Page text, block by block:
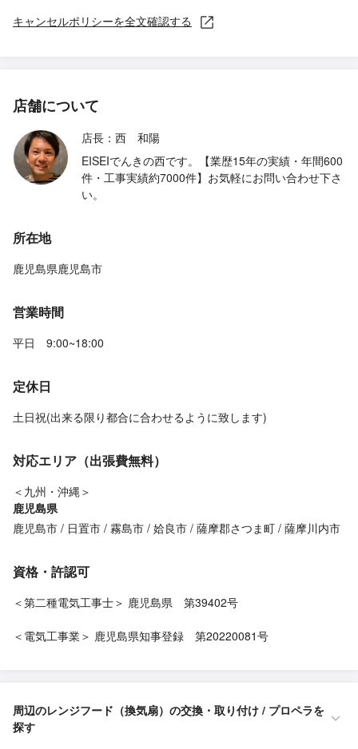
キャンセルポリシーを全文確認する
店舗について
店長：西 和陽
EISEIでんきの西です。【業歴15年の実績・年間600
件・工事実績約7000件】お気軽にお問い合わせ下さ
い。
所在地
鹿児島県鹿児島市
営業時間
平日 9:00~18:00
定休日
土日祝(出来る限り都合に合わせるように致します)
対応エリア（出張費無料）
＜九州・沖縄＞
鹿児島県
鹿児島市
日置市 霧島市 姶良市 薩摩郡さつま町 薩摩川内市
資格・許認可
＜第二種電気工事士＞ 鹿児島県 第39402号
＜電気工事業＞ 鹿児島県知事登録 第20220081号
周辺のレンジフード（換気扇）の交換・取り付け / プロペラを
探す